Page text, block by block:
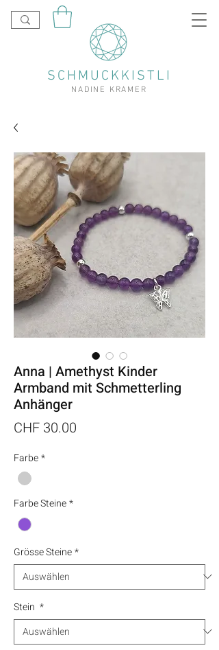
SCHMUCKKISTLI
NADINE KRAMER
Anna | Amethyst Kinder
Armband mit Schmetterling
Anhänger
CHF 30.00
Farbe*
Farbe Steine*
Grösse Steine*
Stein *